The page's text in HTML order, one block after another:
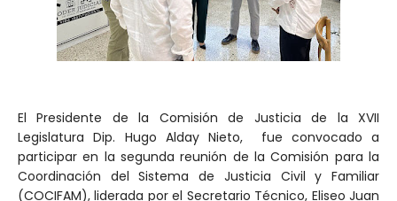
El Presidente de la Comisión de Justicia de la XVII
Legislatura Dip. Hugo Alday Nieto, fue convocado a
participar en la segunda reunión de la Comisión para la
Coordinación del Sistema de Justicia Civil y Familiar
(COCIFAM), liderada por el Secretario Técnico, Eliseo Juan